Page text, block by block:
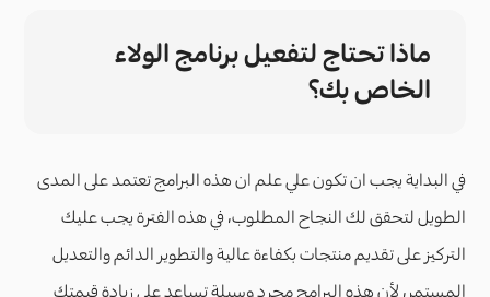
ماذا تحتاج لتفعيل برنامج الولاء
الخاص بك؟
في البداية يجب ان تكون علي علم ان هذه البرامج تعتمد على المدى
الطويل لتحقق لك النجاح المطلوب، في هذه الفترة يجب عليك
التركيز على تقديم منتجات بكفاءة عالية والتطوير الدائم والتعديل
المستمر، لأن هذه البرامج مجرد وسيلة تساعد على زيادة قيمتك